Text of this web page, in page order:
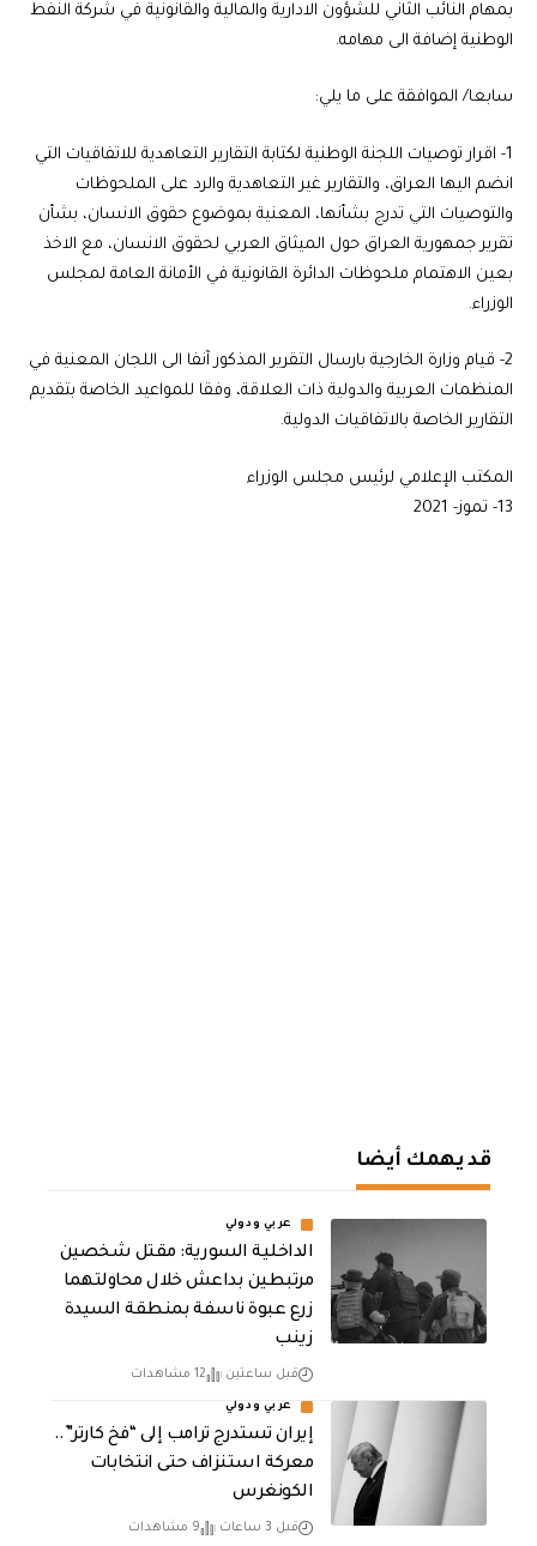
بمهام النائب الثاني للشؤون الادارية والمالية والقانونية في شركة النفط
الوطنية إضافة الى مهامه.
سابعا/ الموافقة على ما يلي:
1- اقرار توصيات اللجنة الوطنية لكتابة التقارير التعاهدية للاتفاقيات التي
انضم اليها العراق، والتقارير غير التعاهدية والرد على الملحوظات
والتوصيات التي تدرج بشأنها، المعنية بموضوع حقوق الانسان، بشأن
تقرير جمهورية العراق حول الميثاق العربي لحقوق الانسان، مع الاخذ
بعين الاهتمام ملحوظات الدائرة القانونية في الأمانة العامة لمجلس
الوزراء.
2- قيام وزارة الخارجية بارسال التقرير المذكور آنفا الى اللجان المعنية في
المنظمات العربية والدولية ذات العلاقة، وفقا للمواعيد الخاصة بتقديم
التقارير الخاصة بالاتفاقيات الدولية.
المكتب الإعلامي لرئيس مجلس الوزراء
13- تموز- 2021
قد يهمك أيضا
عربي ودولي
الداخلية السورية: مقتل شخصين
مرتبطين بداعش خلال محاولتهما
زرع عبوة ناسفة بمنطقة السيدة
زينب
قبل ساعتين 12 مشاهدات
عربي ودولي
إيران تستدرج ترامب إلى “فخ كارتر”..
معركة استنزاف حتى انتخابات
الكونغرس
قبل 3 ساعات 9 مشاهدات